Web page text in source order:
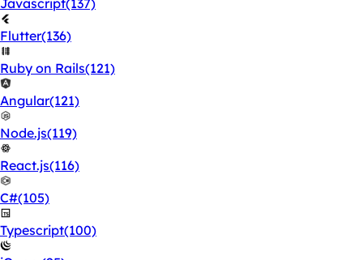
Flutter(136)
Ruby on Rails(121)
Angular(121)
Node.js(119)
React.js(116)
C#(105)
Typescript(100)